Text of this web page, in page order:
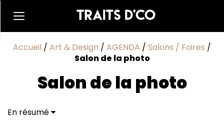
Accueil / Art & Design / AGENDA / Salons / Foires /
Salon de la photo
Salon de la photo
En résumé